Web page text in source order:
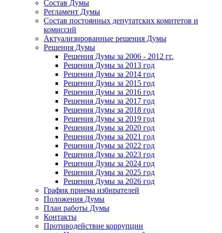
Состав Думы
Регламент Думы
Состав постоянных депутатских комитетов и
комиссий
Актуализированные решения Думы
Решения Думы
Решения Думы за 2006 - 2012 гг.
Решения Думы за 2013 год
Решения Думы за 2014 год
Решения Думы за 2015 год
Решения Думы за 2016 год
Решения Думы за 2017 год
Решения Думы за 2018 год
Решения Думы за 2019 год
Решения Думы за 2020 год
Решения Думы за 2021 год
Решения Думы за 2022 год
Решения Думы за 2023 год
Решения Думы за 2024 год
Решения Думы за 2025 год
Решения Думы за 2026 год
График приема избирателей
Положения Думы
План работы Думы
Контакты
Противодействие коррупции